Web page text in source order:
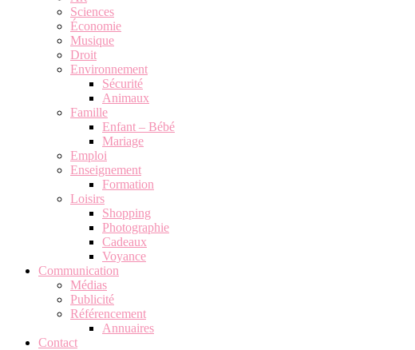
Sciences
Économie
Musique
Droit
Environnement
Sécurité
Animaux
Famille
Enfant – Bébé
Mariage
Emploi
Enseignement
Formation
Loisirs
Shopping
Photographie
Cadeaux
Voyance
Communication
Médias
Publicité
Référencement
Annuaires
Contact